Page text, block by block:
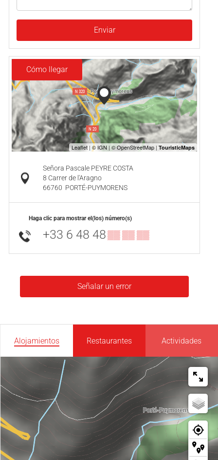
Enviar
Cómo llegar
Señora Pascale PEYRE COSTA
8 Carrer de l'Aragno
66760 PORTÉ-PUYMORENS
Haga clic para mostrar el(los) número(s)
+33 6 48 48▒▒ ▒▒ ▒▒
Señalar un error
Alojamientos Restaurantes Actividades